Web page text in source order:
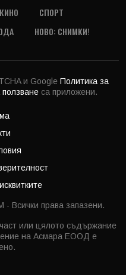
КИНО
СПОРТ
НОВО: СНИМКИ!
и Google Политика за
са приложени.
Всички права запазени.
или цялото съдържание
на Асмара ЕООД е